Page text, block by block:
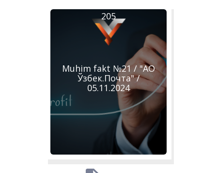
Muhim fakt №21 / "АО
Ўзбек.Почта" /
05.11.2024
205